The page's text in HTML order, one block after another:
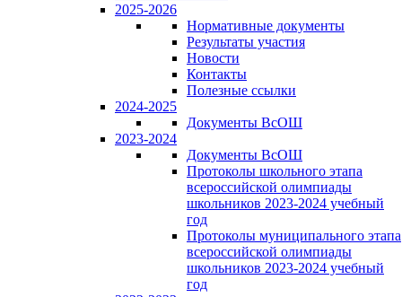
2025-2026
Нормативные документы
Результаты участия
Новости
Контакты
Полезные ссылки
2024-2025
Документы ВсОШ
2023-2024
Документы ВсОШ
Протоколы школьного этапа
всероссийской олимпиады
школьников 2023-2024 учебный
год
Протоколы муниципального этапа
всероссийской олимпиады
школьников 2023-2024 учебный
год